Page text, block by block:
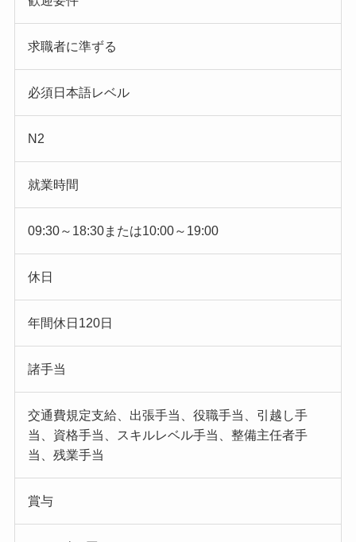
求職者に準ずる
必須日本語レベル
N2
就業時間
09:30～18:30または10:00～19:00
休日
年間休日120日
諸手当
交通費規定支給、出張手当、役職手当、引越し手
当、資格手当、スキルレベル手当、整備主任者手
当、残業手当
賞与